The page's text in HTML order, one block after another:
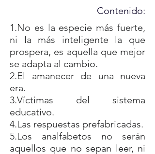
Contenido:
1.No es la especie más fuerte,
ni la más inteligente la que
prospera, es aquella que mejor
se adapta al cambio.
2.El amanecer de una nueva
era.
3.Víctimas del sistema
educativo.
4.Las respuestas prefabricadas.
5.Los analfabetos no serán
aquellos que no sepan leer, ni